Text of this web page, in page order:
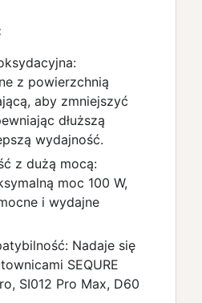
z powierzchnią
aby zmniejszyć
dłuższą
wydajność.
z dużą mocą:
moc 100 W,
i wydajne
Nadaje się
SEQURE
SI012 Pro Max, D60